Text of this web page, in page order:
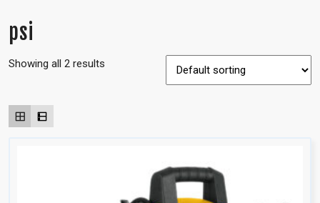
psi
Showing all 2 results